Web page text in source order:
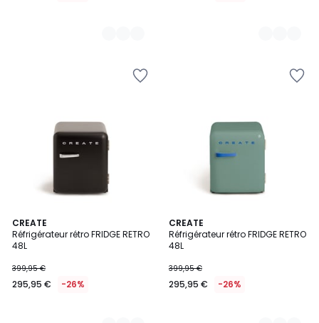
CREATE
Réfrigérateur rétro FRIDGE RETRO
48L
399,95 €
295,95 € -26%
10
Couleurs
CREATE
Réfrigérateur rétro FRIDGE RETRO
48L
399,95 €
295,95 € -26%
10
Couleurs